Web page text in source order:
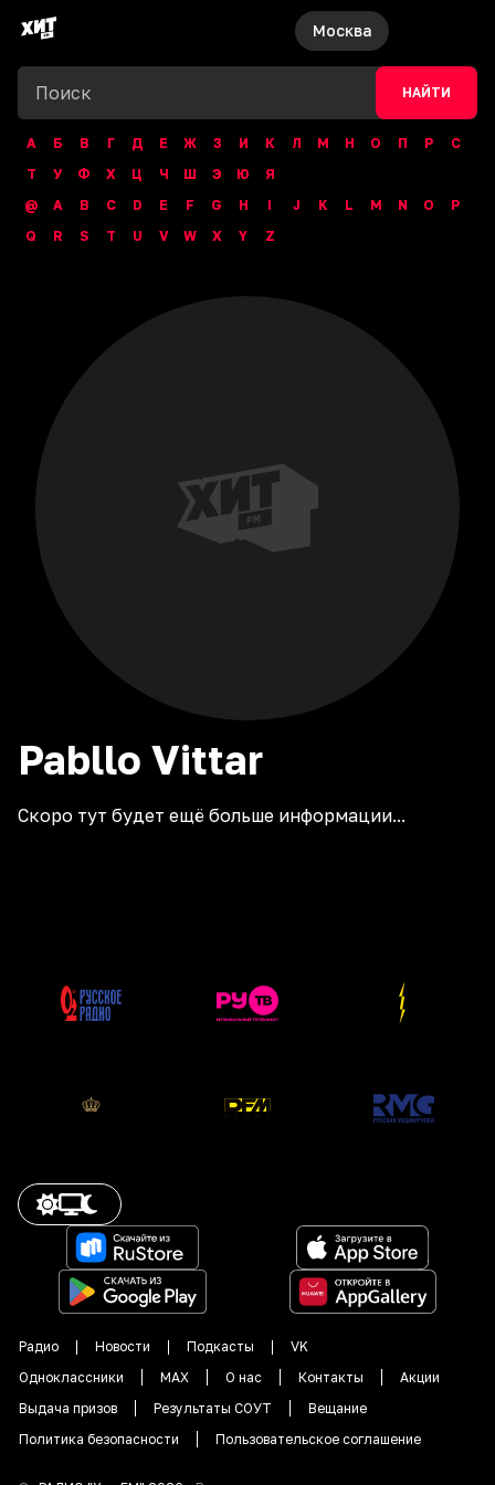
Москва
НАЙТИ
А Б В Г Д Е Ж З И К Л М Н О П Р
С
Т
У Ф Х Ц Ч Ш Э Ю
Я
@
A B C D E F G H I J K L M N O
P
Q
R S T U V W X Y Z
Pabllo Vittar
Скоро тут будет ещё больше информации...
Радио Новости Подкасты
VK
Одноклассники
MAX О нас Контакты
Акции
Выдача призов
Результаты СОУТ
Вещание
Политика безопасности
Пользовательское соглашение